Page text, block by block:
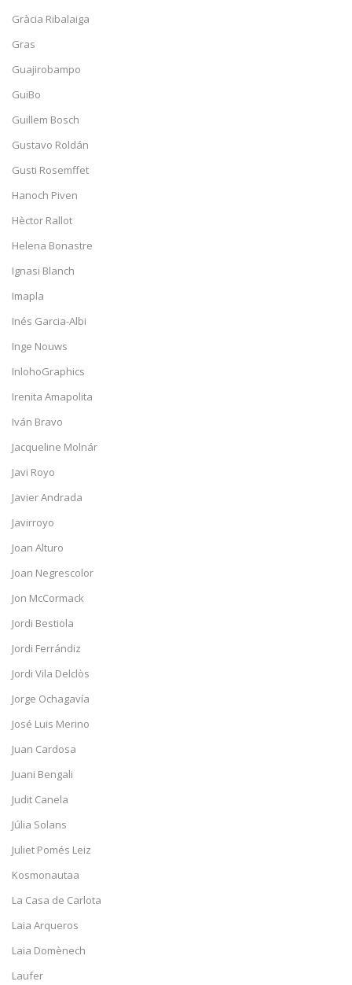
Gràcia Ribalaiga
Gras
Guajirobampo
GuiBo
Guillem Bosch
Gustavo Roldán
Gusti Rosemffet
Hanoch Piven
Hèctor Rallot
Helena Bonastre
Ignasi Blanch
Imapla
Inés Garcia-Albi
Inge Nouws
InlohoGraphics
Irenita Amapolita
Iván Bravo
Jacqueline Molnár
Javi Royo
Javier Andrada
Javirroyo
Joan Alturo
Joan Negrescolor
Jon McCormack
Jordi Bestiola
Jordi Ferrándiz
Jordi Vila Delclòs
Jorge Ochagavía
José Luis Merino
Juan Cardosa
Juani Bengali
Judit Canela
Júlia Solans
Juliet Pomés Leiz
Kosmonautaa
La Casa de Carlota
Laia Arqueros
Laia Domènech
Laufer